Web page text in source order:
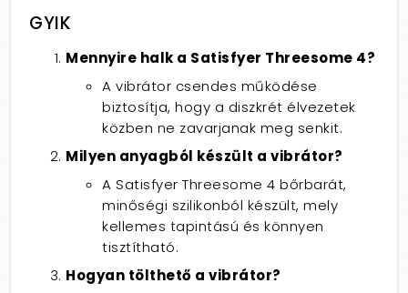
GYIK
Mennyire halk a Satisfyer Threesome 4?
A vibrátor csendes működése
biztosítja, hogy a diszkrét élvezetek
közben ne zavarjanak meg senkit.
Milyen anyagból készült a vibrátor?
A Satisfyer Threesome 4 bőrbarát,
minőségi szilikonból készült, mely
kellemes tapintású és könnyen
tisztítható.
Hogyan tölthető a vibrátor?